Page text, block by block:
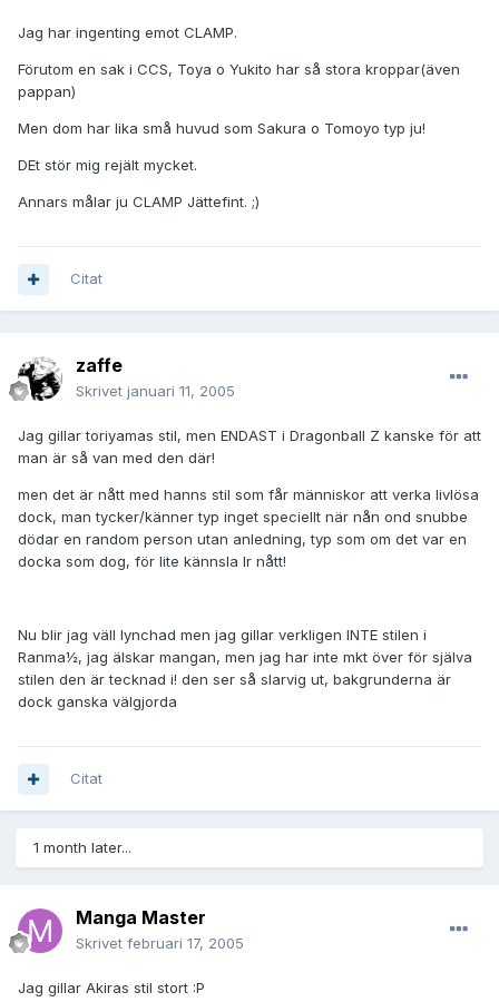
Jag har ingenting emot CLAMP.
Förutom en sak i CCS, Toya o Yukito har så stora kroppar(även
pappan)
Men dom har lika små huvud som Sakura o Tomoyo typ ju!
DEt stör mig rejält mycket.
Annars målar ju CLAMP Jättefint. ;)
Citat
zaffe
Skrivet januari 11, 2005
Jag gillar toriyamas stil, men ENDAST i Dragonball Z kanske för att
man är så van med den där!
men det är nått med hanns stil som får människor att verka livlösa
dock, man tycker/känner typ inget speciellt när nån ond snubbe
dödar en random person utan anledning, typ som om det var en
docka som dog, för lite kännsla lr nått!
Nu blir jag väll lynchad men jag gillar verkligen INTE stilen i
Ranma½, jag älskar mangan, men jag har inte mkt över för själva
stilen den är tecknad i! den ser så slarvig ut, bakgrunderna är
dock ganska välgjorda
Citat
1 month later...
Manga Master
Skrivet februari 17, 2005
Jag gillar Akiras stil stort :P